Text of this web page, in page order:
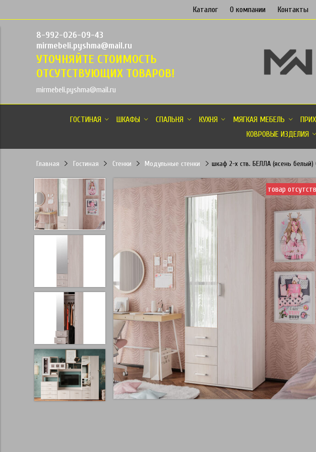
Каталог О компании Контакты
8-992-026-09-43
mirmebeli.pyshma@mail.ru
УТОЧНЯЙТЕ СТОИМОСТЬ
ОТСУТСТВУЮЩИХ ТОВАРОВ!
mirmebeli.pyshma@mail.ru
ГОСТИНАЯ ШКАФЫ СПАЛЬНЯ КУХНЯ МЯГКАЯ МЕБЕЛЬ
КОВРОВЫЕ ИЗДЕЛИЯ
Главная Гостиная Стенки Модульные стенки шкаф 2-х ств. БЕЛЛА (ясень белый)
товар